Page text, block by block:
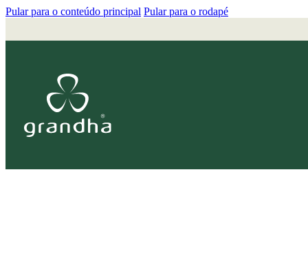
Pular para o conteúdo principal Pular para o rodapé